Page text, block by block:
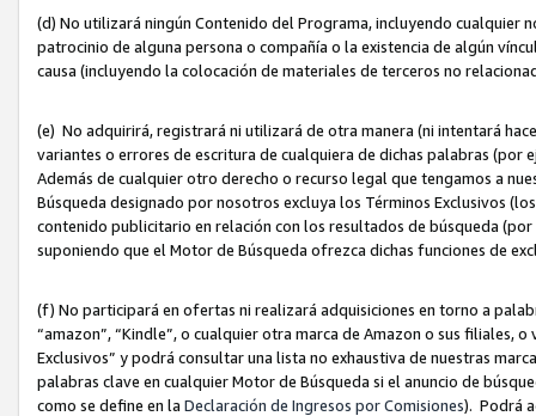
(d) No utilizará ningún Contenido del Programa, incluyendo cualquier
patrocinio de alguna persona o compañía o la existencia de algún
causa (incluyendo la colocación de materiales de terceros no
(e) No adquirirá, registrará ni utilizará de otra manera (ni intentará
variantes o errores de escritura de cualquiera de dichas palabras (por
Además de cualquier otro derecho o recurso legal que tengamos a
Búsqueda designado por nosotros excluya los Términos Exclusivos
contenido publicitario en relación con los resultados de búsqueda
suponiendo que el Motor de Búsqueda ofrezca dichas funciones de
(f) No participará en ofertas ni realizará adquisiciones en torno a
“amazon”, “Kindle”, o cualquier otra marca de Amazon o sus filiales,
Exclusivos” y podrá consultar una lista no exhaustiva de nuestras
palabras clave en cualquier Motor de Búsqueda si el anuncio de
como se define en la Declaración de Ingresos por Comisiones). Podrá